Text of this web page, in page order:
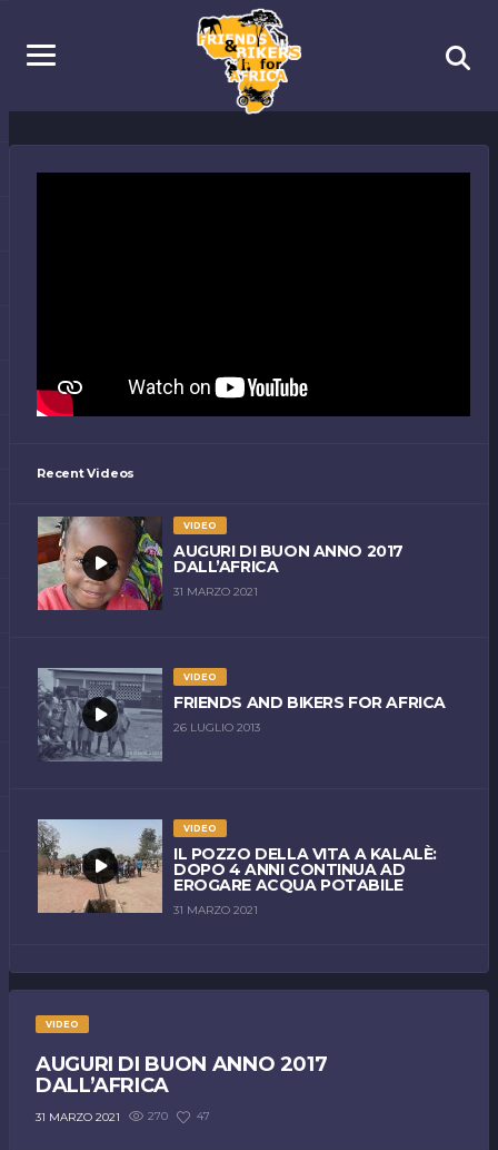
Recent Videos
FRIENDS AND BIKERS FOR AFRICA
26 LUGLIO 2013
2012 2017 – 5 YEARS OF EMOTIONS
FRIENDS AND BIKERS
VIDEO
AUGURI DI BUON ANNO 2017
DALL’AFRICA
31 MARZO 2021
VIDEO
FRIENDS AND BIKERS FOR AFRICA
26 LUGLIO 2013
VIDEO
IL POZZO DELLA VITA A KALALÈ:
DOPO 4 ANNI CONTINUA AD
EROGARE ACQUA POTABILE
31 MARZO 2021
VIDEO
AUGURI DI BUON ANNO 2017
DALL’AFRICA
31 MARZO 2021 270 47